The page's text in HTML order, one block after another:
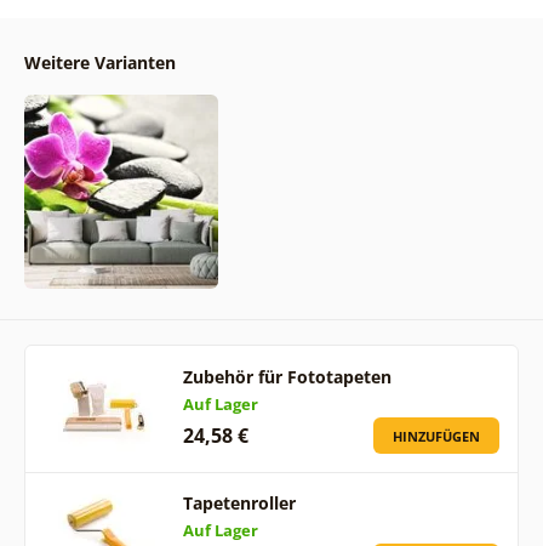
Weitere Varianten
Zubehör für Fototapeten
Auf Lager
24,58 € HINZUFÜGEN
Tapetenroller
Auf Lager